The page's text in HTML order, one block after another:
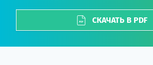
СКАЧАТЬ В PDF